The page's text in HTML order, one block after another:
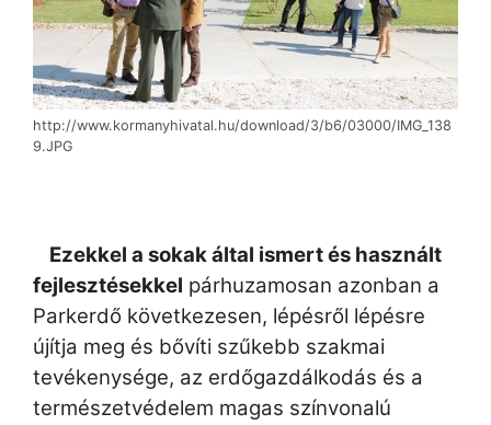
http://www.kormanyhivatal.hu/download/3/b6/03000/IMG_138
9.JPG
Ezekkel a sokak által ismert és használt
fejlesztésekkel párhuzamosan azonban a
Parkerdő következesen, lépésről lépésre
újítja meg és bővíti szűkebb szakmai
tevékenysége, az erdőgazdálkodás és a
természetvédelem magas színvonalú